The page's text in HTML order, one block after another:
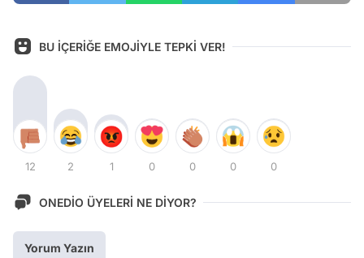
BU İÇERİĞE EMOJİYLE TEPKİ VER!
12 2 1 0 0 0 0
ONEDİO ÜYELERİ NE DİYOR?
Yorum Yazın